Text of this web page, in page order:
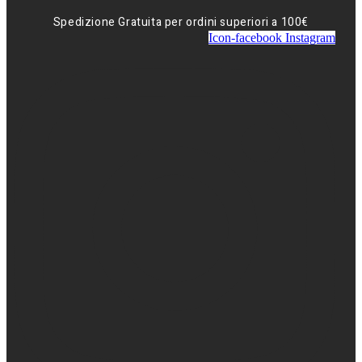
Spedizione Gratuita per ordini superiori a 100€
Icon-facebook Instagram